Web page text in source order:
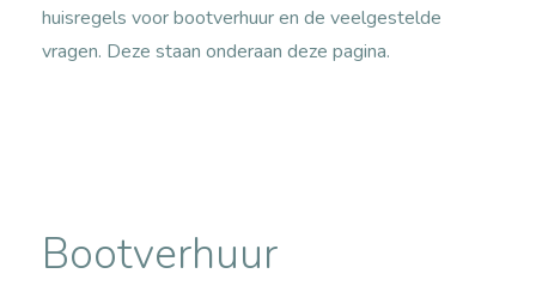
huisregels voor bootverhuur en de veelgestelde
vragen. Deze staan onderaan deze pagina.
Bootverhuur